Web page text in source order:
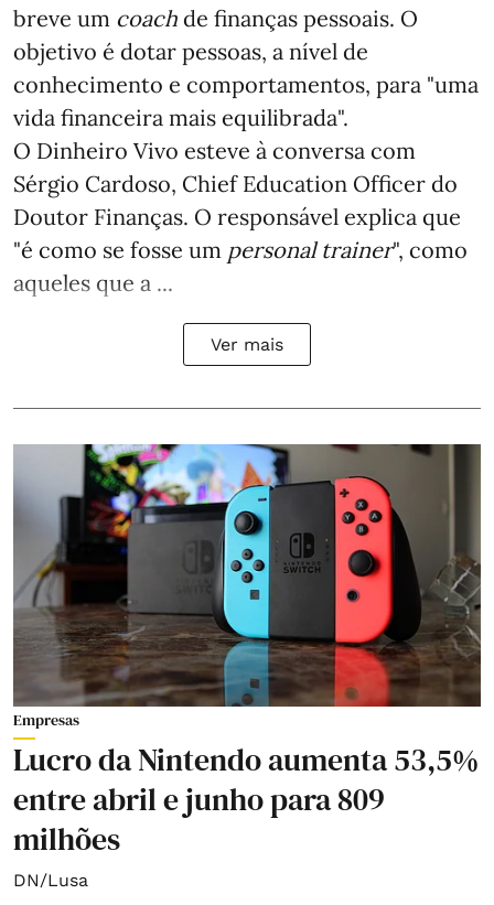
breve um coach de finanças pessoais. O
objetivo é dotar pessoas, a nível de
conhecimento e comportamentos, para "uma
vida financeira mais equilibrada".
O Dinheiro Vivo esteve à conversa com
Sérgio Cardoso, Chief Education Officer do
Doutor Finanças. O responsável explica que
"é como se fosse um personal trainer", como
aqueles que a ...
Ver mais
Empresas
Lucro da Nintendo aumenta 53,5%
entre abril e junho para 809
milhões
DN/Lusa